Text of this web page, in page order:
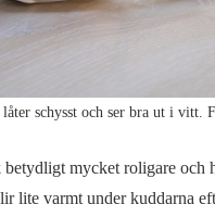
låter schysst och ser bra ut i vitt.
mycket roligare och
lite varmt under kuddarna